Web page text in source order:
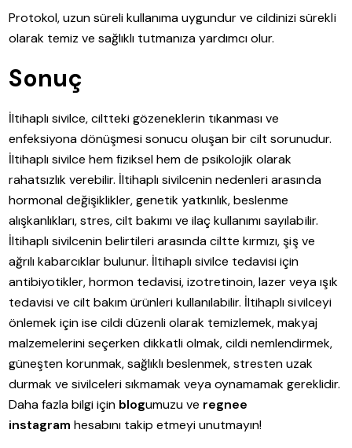
Protokol, uzun süreli kullanıma uygundur ve cildinizi sürekli
olarak temiz ve sağlıklı tutmanıza yardımcı olur.
Sonuç
İltihaplı sivilce, ciltteki gözeneklerin tıkanması ve
enfeksiyona dönüşmesi sonucu oluşan bir cilt sorunudur.
İltihaplı sivilce hem fiziksel hem de psikolojik olarak
rahatsızlık verebilir. İltihaplı sivilcenin nedenleri arasında
hormonal değişiklikler, genetik yatkınlık, beslenme
alışkanlıkları, stres, cilt bakımı ve ilaç kullanımı sayılabilir.
İltihaplı sivilcenin belirtileri arasında ciltte kırmızı, şiş ve
ağrılı kabarcıklar bulunur. İltihaplı sivilce tedavisi için
antibiyotikler, hormon tedavisi, izotretinoin, lazer veya ışık
tedavisi ve cilt bakım ürünleri kullanılabilir. İltihaplı sivilceyi
önlemek için ise cildi düzenli olarak temizlemek, makyaj
malzemelerini seçerken dikkatli olmak, cildi nemlendirmek,
güneşten korunmak, sağlıklı beslenmek, stresten uzak
durmak ve sivilceleri sıkmamak veya oynamamak gereklidir.
Daha fazla bilgi için blogumuzu ve regnee
instagram hesabını takip etmeyi unutmayın!